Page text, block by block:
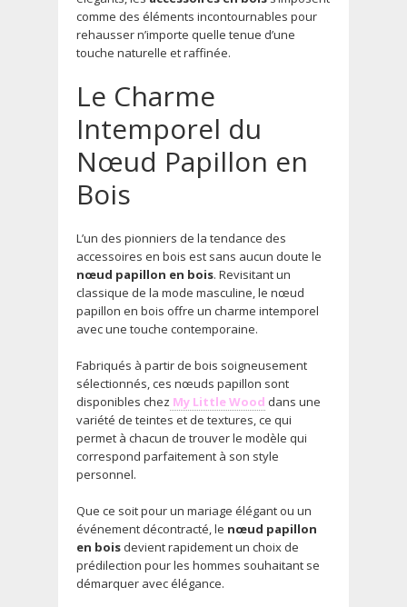
comme des éléments incontournables pour
rehausser n’importe quelle tenue d’une
touche naturelle et raffinée.
Le Charme
Intemporel du
Nœud Papillon en
Bois
L’un des pionniers de la tendance des
accessoires en bois est sans aucun doute le
nœud papillon en bois. Revisitant un
classique de la mode masculine, le nœud
papillon en bois offre un charme intemporel
avec une touche contemporaine.
Fabriqués à partir de bois soigneusement
sélectionnés, ces nœuds papillon sont
disponibles chez My Little Wood dans une
variété de teintes et de textures, ce qui
permet à chacun de trouver le modèle qui
correspond parfaitement à son style
personnel.
Que ce soit pour un mariage élégant ou un
événement décontracté, le nœud papillon
en bois devient rapidement un choix de
prédilection pour les hommes souhaitant se
démarquer avec élégance.